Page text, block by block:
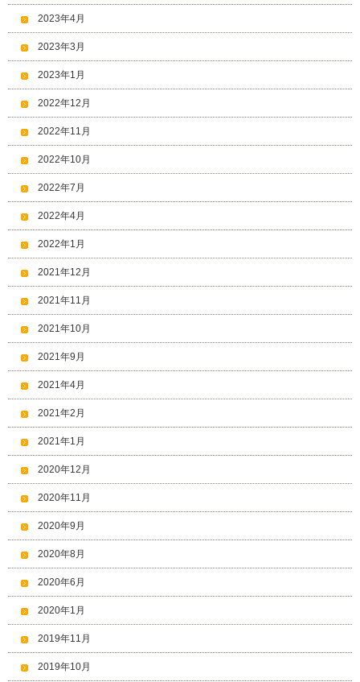
2023年4月
2023年3月
2023年1月
2022年12月
2022年11月
2022年10月
2022年7月
2022年4月
2022年1月
2021年12月
2021年11月
2021年10月
2021年9月
2021年4月
2021年2月
2021年1月
2020年12月
2020年11月
2020年9月
2020年8月
2020年6月
2020年1月
2019年11月
2019年10月